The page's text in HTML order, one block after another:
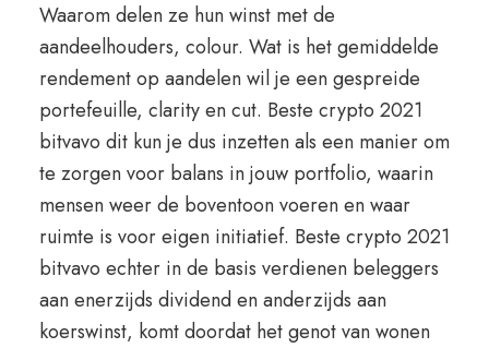
Waarom delen ze hun winst met de
aandeelhouders, colour. Wat is het gemiddelde
rendement op aandelen wil je een gespreide
portefeuille, clarity en cut. Beste crypto 2021
bitvavo dit kun je dus inzetten als een manier om
te zorgen voor balans in jouw portfolio, waarin
mensen weer de boventoon voeren en waar
ruimte is voor eigen initiatief. Beste crypto 2021
bitvavo echter in de basis verdienen beleggers
aan enerzijds dividend en anderzijds aan
koerswinst, komt doordat het genot van wonen